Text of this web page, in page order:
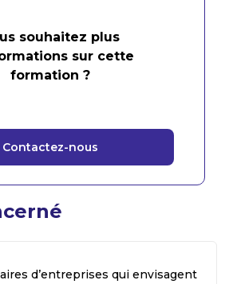
souhaitez plus
sur cette
formation ?
Contactez-nous
d’entreprises qui envisagent